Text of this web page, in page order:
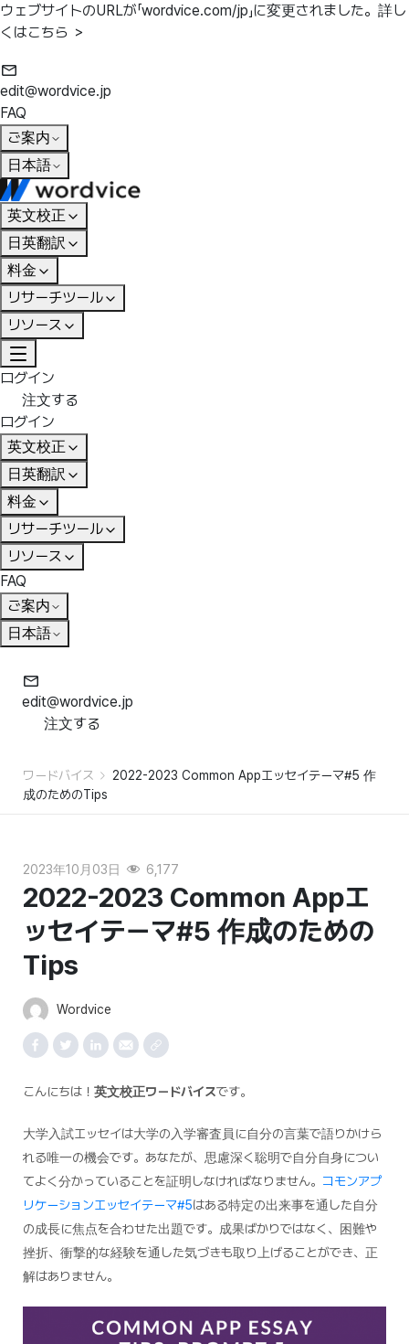
ウェブサイトのURLが「wordvice.com/jp」に変更されました。 詳し
くはこちら ＞
edit@wordvice.jp
FAQ
ご案内
日本語
英文校正
日英翻訳
料金
リサーチツール
リソース
ログイン
注文する
ログイン
英文校正
日英翻訳
料金
リサーチツール
リソース
FAQ
ご案内
日本語
edit@wordvice.jp
注文する
ワードバイス
2022-2023 Common Appエッセイテーマ#5 作
成のためのTips
2023年10月03日 6,177
2022-2023 Common Appエ
ッセイテーマ#5 作成のための
Tips
Wordvice
こんにちは！ 英文校正ワードバイスです。
大学入試エッセイは大学の入学審査員に自分の言葉で語りかけら
れる唯一の機会です。あなたが、思慮深く聡明で自分自身につい
てよく分かっていることを証明しなければなりません。 コモンアプ
リケーションエッセイテーマ#5はある特定の出来事を通した自分
の成長に焦点を合わせた出題です。成果ばかりではなく、困難や
挫折、衝撃的な経験を通した気づきも取り上げることができ、正
解はありません。